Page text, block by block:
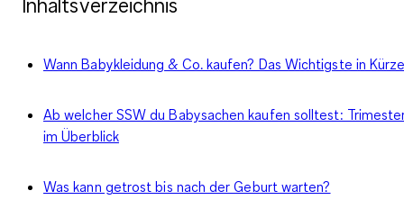
Wann Babykleidung & Co. kaufen? Das Wichtigste in
Ab welcher SSW du Babysachen kaufen solltest:
im Überblick
Was kann getrost bis nach der Geburt warten?